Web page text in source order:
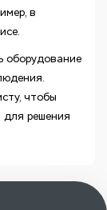
в
оборудование
чтобы
для решения